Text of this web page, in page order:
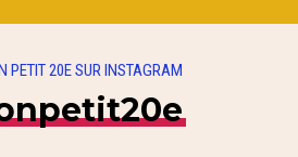
PETIT 20E SUR INSTAGRAM